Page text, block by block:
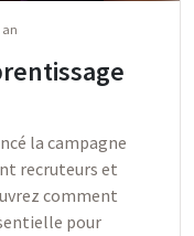
an
la campagne
recruteurs et
comment
pour